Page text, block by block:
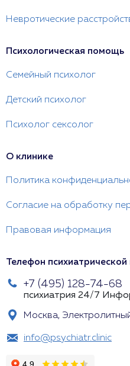
Невротические
Психологическая помощь
Семейный психолог
Детский психолог
Психолог сексолог
О клинике
Политика
Согласие на обработку
Правовая информация
Телефон психиатрической
+7 (495) 128-74-68
психиатрия 24/7
Москва,
info@psychiatr.clinic